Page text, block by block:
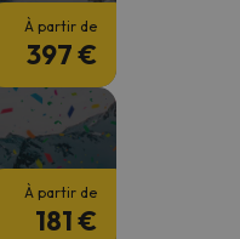
À partir de
397 €
À partir de
181 €